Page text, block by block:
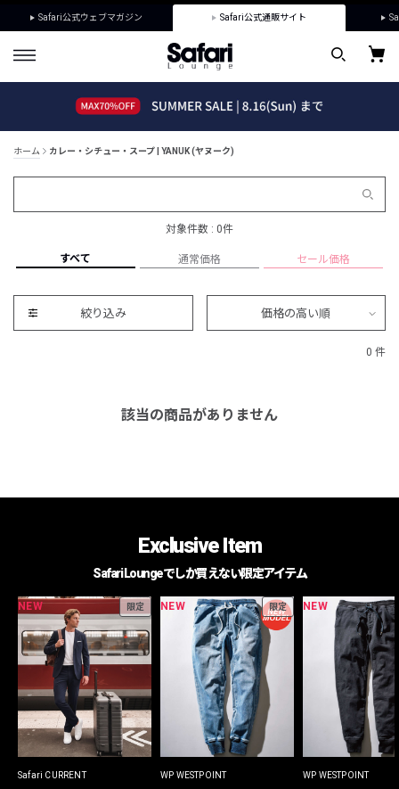
Safari公式ウェブマガジン Safari公式通販サイト
ホーム カレー・シチュー・スープ | YANUK (ヤヌーク)
対象件数 : 0件
すべて 通常価格 セール価格
絞り込み 価格の高い順
0 件
該当の商品がありません
Exclusive Item
Safari Loungeでしか買えない限定アイテム
NEW 限定
Safari CURRENT
NEW 限定
WP WESTPOINT
NEW
WP WESTPOINT